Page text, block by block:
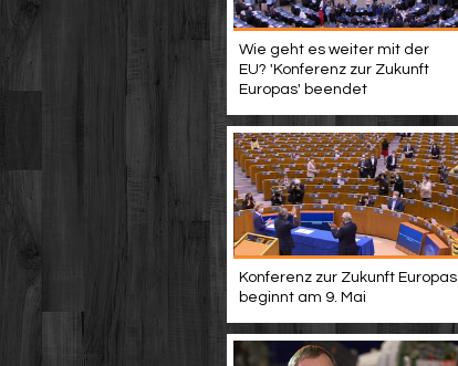
Wie geht es weiter mit der
EU? 'Konferenz zur Zukunft
Europas' beendet
Konferenz zur Zukunft Europas
beginnt am 9. Mai